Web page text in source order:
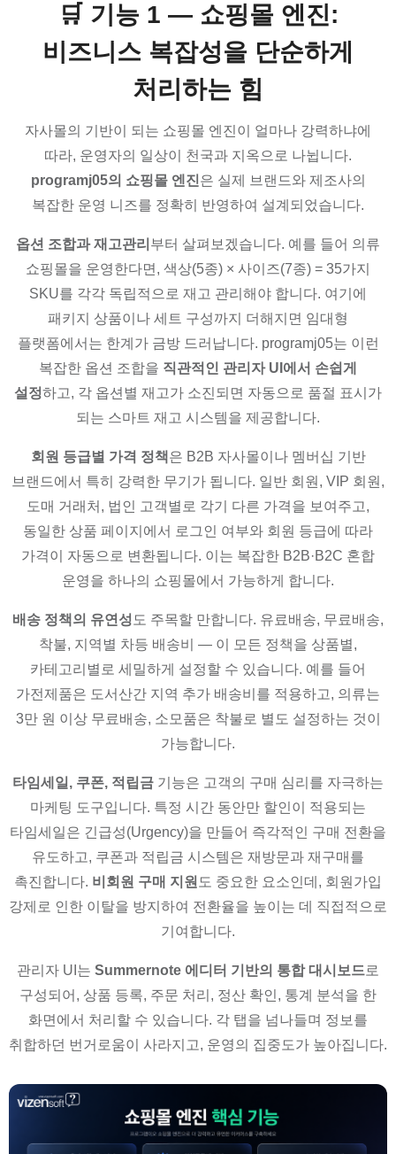
🛒 기능 1 — 쇼핑몰 엔진:
비즈니스 복잡성을 단순하게
처리하는 힘
자사몰의 기반이 되는 쇼핑몰 엔진이 얼마나 강력하냐에
따라, 운영자의 일상이 천국과 지옥으로 나뉩니다.
programj05의 쇼핑몰 엔진은 실제 브랜드와 제조사의
복잡한 운영 니즈를 정확히 반영하여 설계되었습니다.
옵션 조합과 재고관리 부터 살펴보겠습니다. 예를 들어 의류
쇼핑몰을 운영한다면, 색상(5종) × 사이즈(7종) = 35가지
SKU를 각각 독립적으로 재고 관리해야 합니다. 여기에
패키지 상품이나 세트 구성까지 더해지면 임대형
플랫폼에서는 한계가 금방 드러납니다. programj05는 이런
복잡한 옵션 조합을 직관적인 관리자 UI에서 손쉽게
설정하고, 각 옵션별 재고가 소진되면 자동으로 품절 표시가
되는 스마트 재고 시스템을 제공합니다.
회원 등급별 가격 정책 은 B2B 자사몰이나 멤버십 기반
브랜드에서 특히 강력한 무기가 됩니다. 일반 회원, VIP 회원,
도매 거래처, 법인 고객별로 각기 다른 가격을 보여주고,
동일한 상품 페이지에서 로그인 여부와 회원 등급에 따라
가격이 자동으로 변환됩니다. 이는 복잡한 B2B·B2C 혼합
운영을 하나의 쇼핑몰에서 가능하게 합니다.
배송 정책의 유연성 도 주목할 만합니다. 유료배송, 무료배송,
착불, 지역별 차등 배송비 — 이 모든 정책을 상품별,
카테고리별로 세밀하게 설정할 수 있습니다. 예를 들어
가전제품은 도서산간 지역 추가 배송비를 적용하고, 의류는
3만 원 이상 무료배송, 소모품은 착불로 별도 설정하는 것이
가능합니다.
타임세일, 쿠폰, 적립금 기능은 고객의 구매 심리를 자극하는
마케팅 도구입니다. 특정 시간 동안만 할인이 적용되는
타임세일은 긴급성(Urgency)을 만들어 즉각적인 구매 전환을
유도하고, 쿠폰과 적립금 시스템은 재방문과 재구매를
촉진합니다. 비회원 구매 지원 도 중요한 요소인데, 회원가입
강제로 인한 이탈을 방지하여 전환율을 높이는 데 직접적으로
기여합니다.
관리자 UI는 Summernote 에디터 기반의 통합 대시보드로
구성되어, 상품 등록, 주문 처리, 정산 확인, 통계 분석을 한
화면에서 처리할 수 있습니다. 각 탭을 넘나들며 정보를
취합하던 번거로움이 사라지고, 운영의 집중도가 높아집니다.